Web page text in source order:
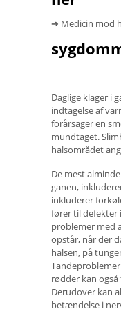
➔ Medicin mod
Daglige klager i
indtagelse af
forårsager en
mundtaget.
halsområdet
De mest
ganen,
inkluderer
fører til defekter
problemer med
opstår, når der
halsen, på
rødder kan
Derudover kan
betændelse i